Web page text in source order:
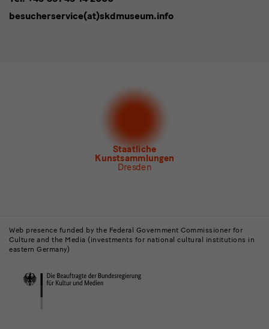
* Pflichtfeld
I agree to theprivacy policy.*
Newsletter Albertinum
Newsletter Museum für Sächsische Volkskunst
besucherservice(at)skdmuseum.info
Staatliche
Kunstsammlungen
Dresden
Museums
and
Institutions
Web presence funded by the Federal Government Commissioner for
Culture and the Media (investments for national cultural institutions in
eastern Germany)